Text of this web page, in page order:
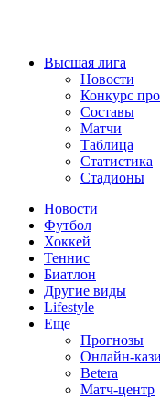
Высшая лига
Новости
Конкурс
Составы
Матчи
Таблица
Статистика
Стадионы
Новости
Футбол
Хоккей
Теннис
Биатлон
Другие виды
Lifestyle
Еще
Прогнозы
Онлайн-
Betera
Матч-центр